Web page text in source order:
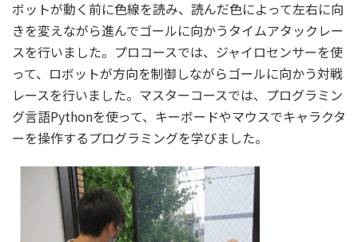
ボットが動く前に色線を読み、読んだ色によって左右に向
きを変えながら進んでゴールに向かうタイムアタックレー
スを行いました。プロコースでは、ジャイロセンサーを使
って、ロボットが方向を制御しながらゴールに向かう対戦
レースを行いました。マスターコースでは、プログラミン
グ言語Pythonを使って、キーボードやマウスでキャラクタ
ーを操作するプログラミングを学びました。